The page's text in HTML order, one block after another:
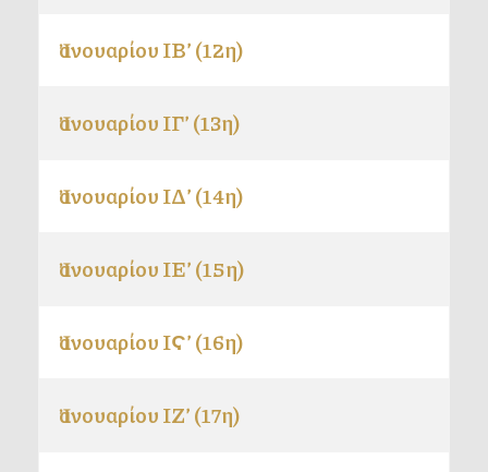
Ἰανουαρίου ΙΒ’ (12η)
Ἰανουαρίου ΙΓ’ (13η)
Ἰανουαρίου ΙΔ’ (14η)
Ἰανουαρίου ΙΕ’ (15η)
Ἰανουαρίου ΙϚ’ (16η)
Ἰανουαρίου ΙΖ’ (17η)